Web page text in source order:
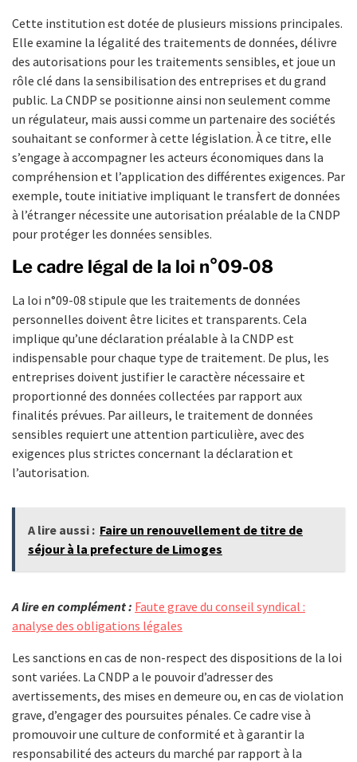
Cette institution est dotée de plusieurs missions principales.
Elle examine la légalité des traitements de données, délivre
des autorisations pour les traitements sensibles, et joue un
rôle clé dans la sensibilisation des entreprises et du grand
public. La CNDP se positionne ainsi non seulement comme
un régulateur, mais aussi comme un partenaire des sociétés
souhaitant se conformer à cette législation. À ce titre, elle
s’engage à accompagner les acteurs économiques dans la
compréhension et l’application des différentes exigences. Par
exemple, toute initiative impliquant le transfert de données
à l’étranger nécessite une autorisation préalable de la CNDP
pour protéger les données sensibles.
Le cadre légal de la loi n°09-08
La loi n°09-08 stipule que les traitements de données
personnelles doivent être licites et transparents. Cela
implique qu’une déclaration préalable à la CNDP est
indispensable pour chaque type de traitement. De plus, les
entreprises doivent justifier le caractère nécessaire et
proportionné des données collectées par rapport aux
finalités prévues. Par ailleurs, le traitement de données
sensibles requiert une attention particulière, avec des
exigences plus strictes concernant la déclaration et
l’autorisation.
A lire aussi : Faire un renouvellement de titre de
séjour à la prefecture de Limoges
A lire en complément : Faute grave du conseil syndical :
analyse des obligations légales
Les sanctions en cas de non-respect des dispositions de la loi
sont variées. La CNDP a le pouvoir d’adresser des
avertissements, des mises en demeure ou, en cas de violation
grave, d’engager des poursuites pénales. Ce cadre vise à
promouvoir une culture de conformité et à garantir la
responsabilité des acteurs du marché par rapport à la